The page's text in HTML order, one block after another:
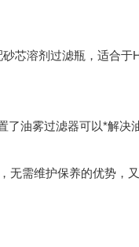
芯溶剂过滤瓶，适合于
油雾过滤器可以*解决
需维护保养的优势，